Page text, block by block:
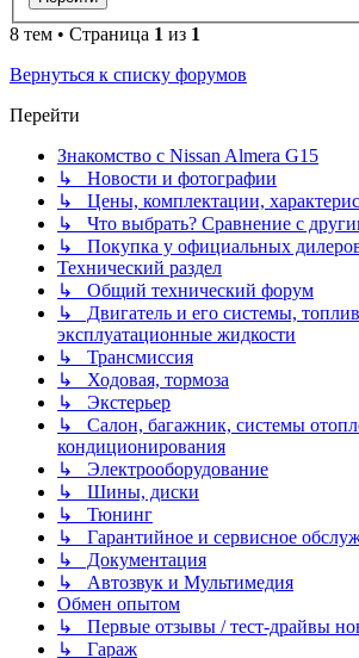
8 тем • Страница 1 из 1
Вернуться к списку форумов
Перейти
Знакомство с Nissan Almera G15
↳ Новости и фотографии
↳ Цены, комплектации,
↳ Что выбрать? Сравнение с
↳ Покупка у официальных
Технический раздел
↳ Общий технический форум
↳ Двигатель и его системы,
эксплуатационные жидкости
↳ Трансмиссия
↳ Ходовая, тормоза
↳ Экстерьер
↳ Салон, багажник, системы
кондиционирования
↳ Электрооборудование
↳ Шины, диски
↳ Тюнинг
↳ Гарантийное и сервисное
↳ Документация
↳ Автозвук и Мультимедия
Обмен опытом
↳ Первые отзывы / тест-драйвы
↳ Гараж